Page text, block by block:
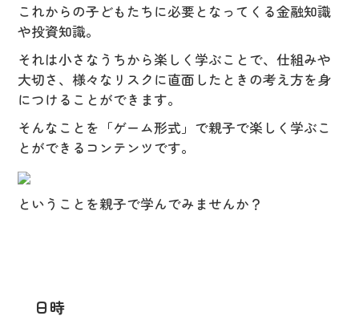
これからの子どもたちに必要となってくる金融知識
や投資知識。
それは小さなうちから楽しく学ぶことで、仕組みや
大切さ、様々なリスクに直面したときの考え方を身
につけることができます。
そんなことを「ゲーム形式」で親子で楽しく学ぶこ
とができるコンテンツです。
ということを親子で学んでみませんか？
日時